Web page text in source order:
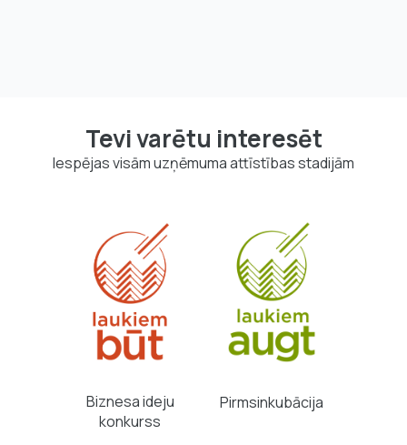
Tevi varētu interesēt
Iespējas visām uzņēmuma attīstības stadijām
Biznesa ideju
konkurss
Pirmsinkubācija